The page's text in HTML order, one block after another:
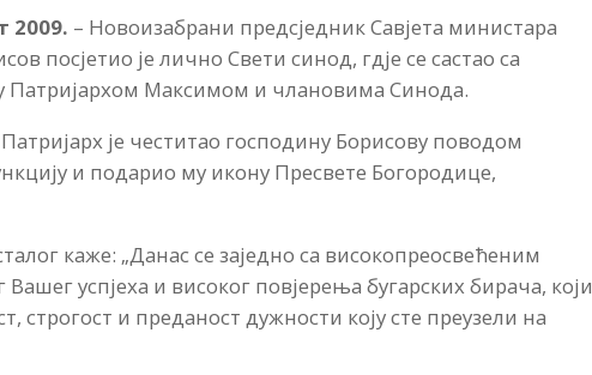
2009. – Новоизабрани предсједник Савјета министара
посјетио је лично Свети синод, гдје се састао са
Максимом и члановима Синода.
је честитао господину Борисову поводом
и подарио му икону Пресвете Богородице,
каже: „Данас се заједно са високопреосвећеним
успјеха и високог повјерења бугарских бирача, који
строгост и преданост дужности коју сте преузели на